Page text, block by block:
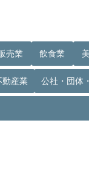
売業 飲食業
動産業 公社・団体